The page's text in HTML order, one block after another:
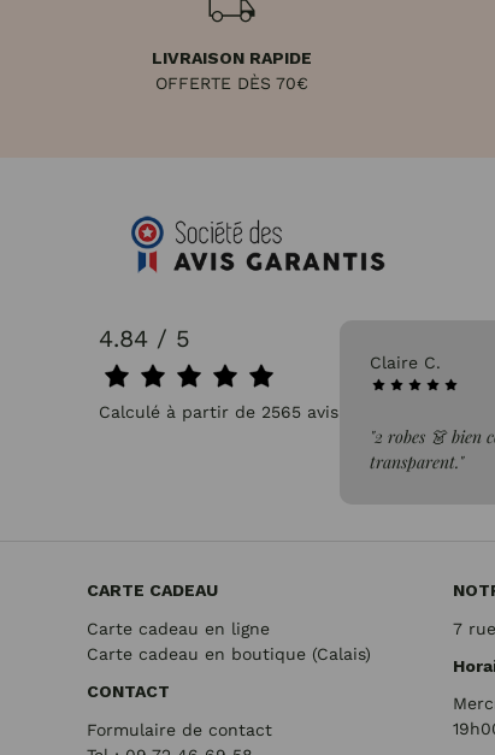
LIVRAISON RAPIDE
OFFERTE DÈS 70€
4.84 / 5
Calculé à partir de 2565 avis.
31/07/2026 Claire C.
"2 robes 👗 bien
transparent."
CARTE CADEAU
Carte cadeau en ligne
Carte cadeau en boutique (Calais)
CONTACT
Formulaire de contact
7